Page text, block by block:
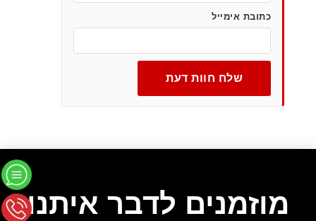
כתובת אימייל
שלח חוות דעת
מוזמנים לדבר איתנו